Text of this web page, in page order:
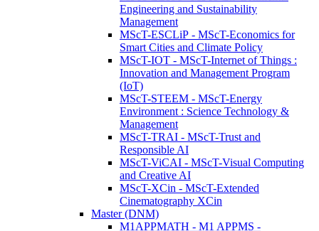
Engineering and Sustainability
Management
MScT-ESCLiP - MScT-Economics for
Smart Cities and Climate Policy
MScT-IOT - MScT-Internet of Things :
Innovation and Management Program
(IoT)
MScT-STEEM - MScT-Energy
Environment : Science Technology &
Management
MScT-TRAI - MScT-Trust and
Responsible AI
MScT-ViCAI - MScT-Visual Computing
and Creative AI
MScT-XCin - MScT-Extended
Cinematography XCin
Master (DNM)
M1APPMATH - M1 APPMS -